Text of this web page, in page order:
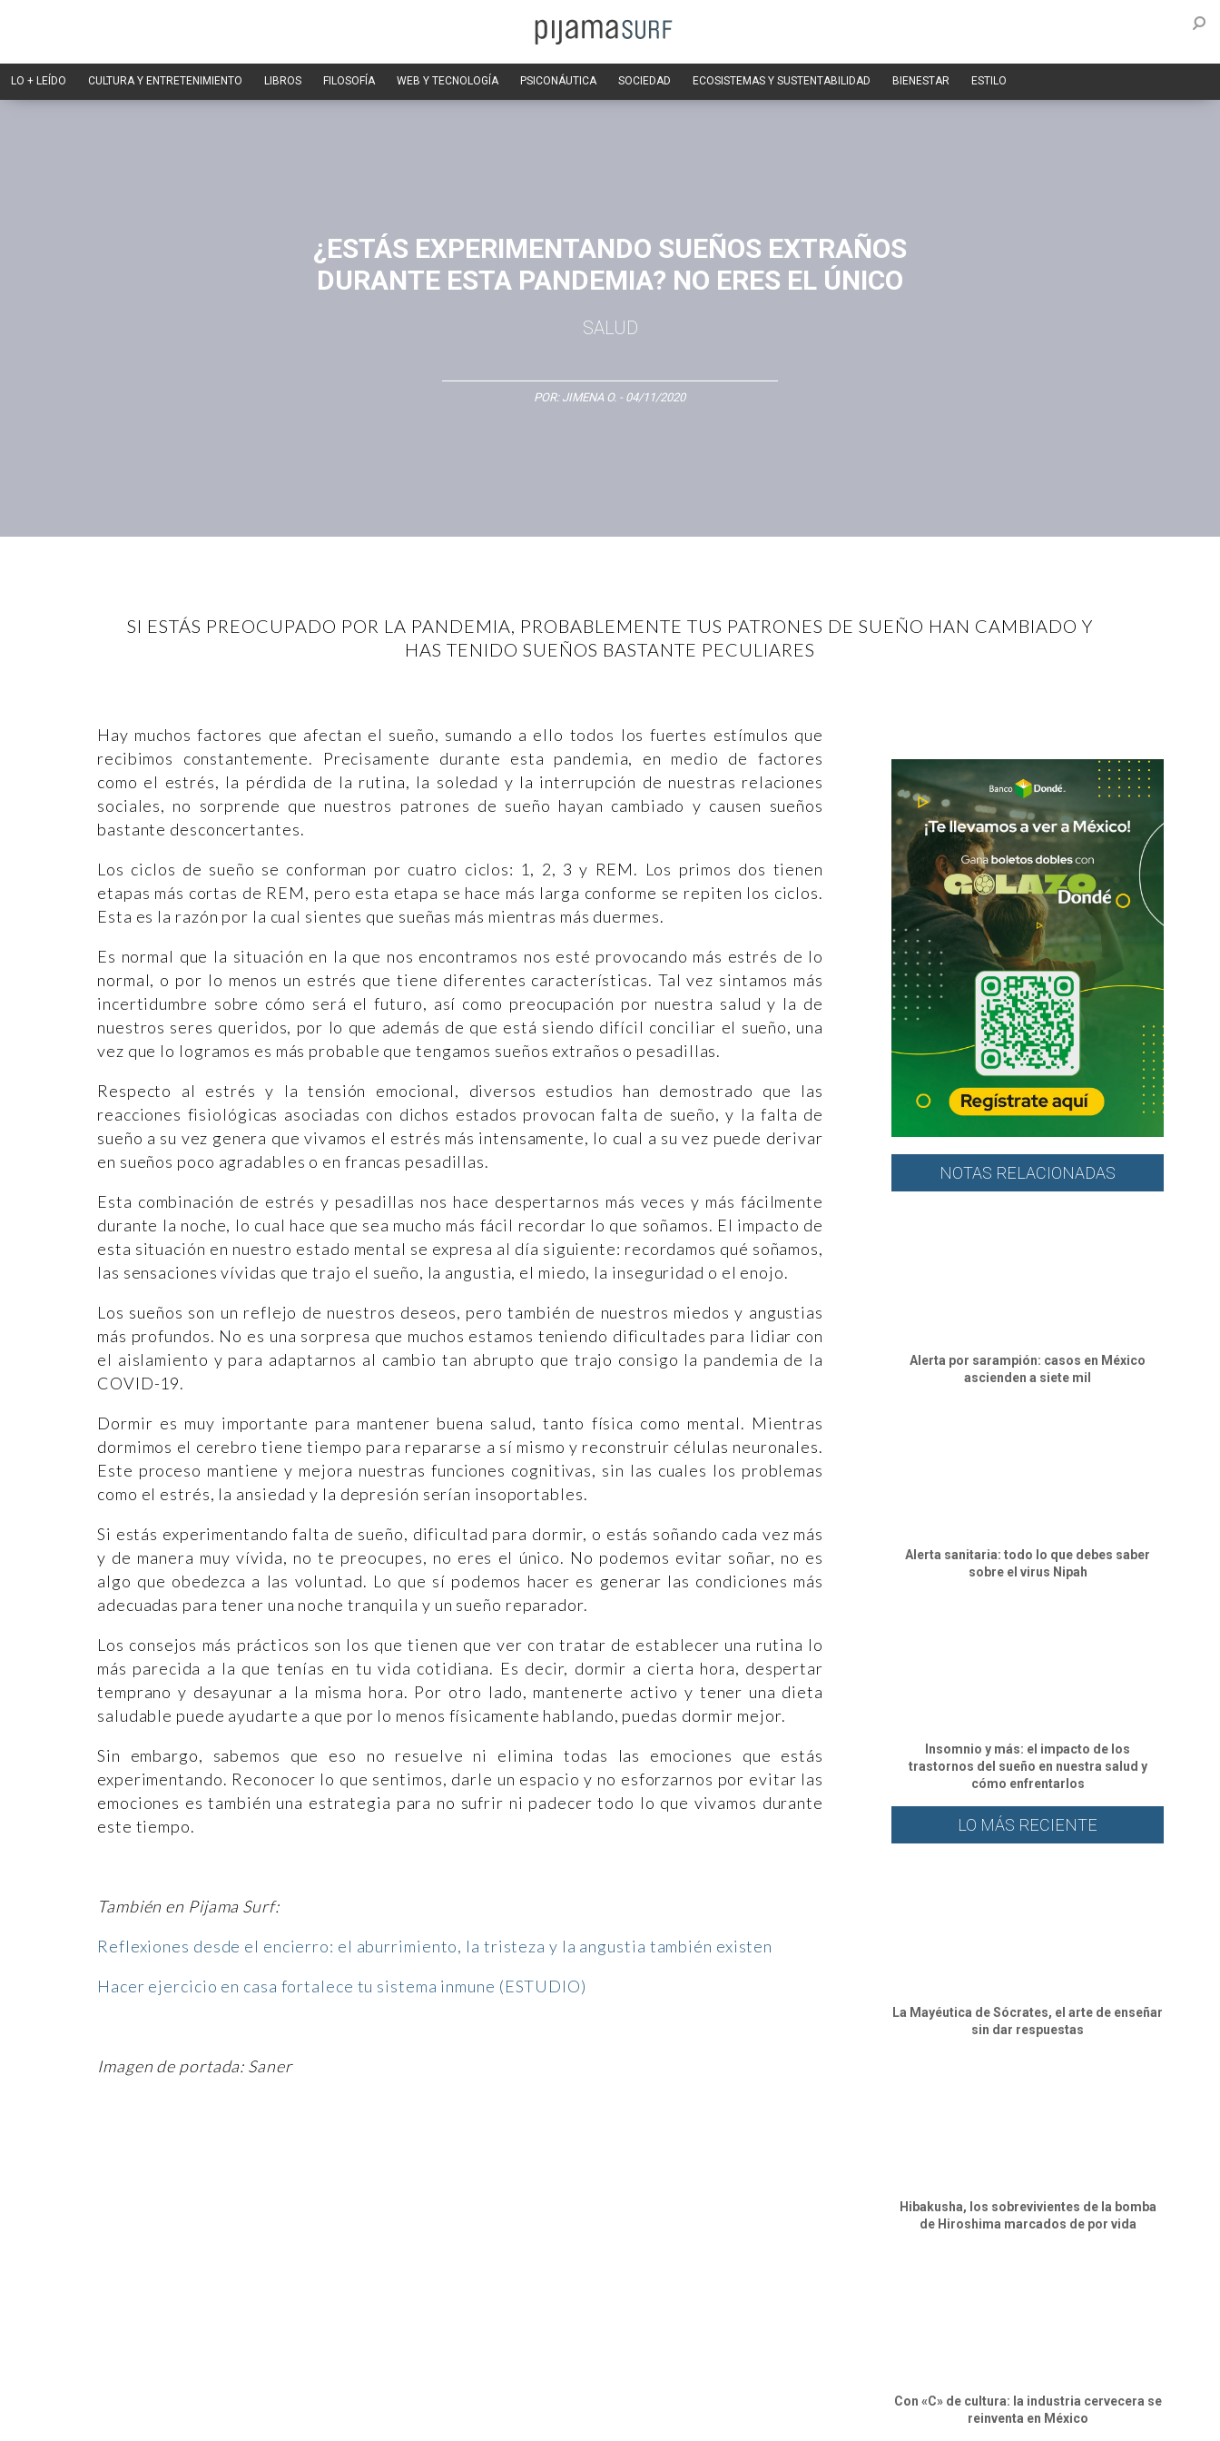
LO + LEÍDO CULTURA Y ENTRETENIMIENTO LIBROS FILOSOFÍA WEB Y TECNOLOGÍA PSICONÁUTICA SOCIEDAD ECOSISTEMAS Y SUSTENTABILIDAD BIENESTAR ESTILO
¿ESTÁS EXPERIMENTANDO SUEÑOS EXTRAÑOS
DURANTE ESTA PANDEMIA? NO ERES EL ÚNICO
SALUD
POR: JIMENA O. - 04/11/2020
SI ESTÁS PREOCUPADO POR LA PANDEMIA, PROBABLEMENTE TUS PATRONES DE SUEÑO HAN CAMBIADO Y
HAS TENIDO SUEÑOS BASTANTE PECULIARES
Hay muchos factores que afectan el sueño, sumando a ello todos los fuertes estímulos que
recibimos constantemente. Precisamente durante esta pandemia, en medio de factores
como el estrés, la pérdida de la rutina, la soledad y la interrupción de nuestras relaciones
sociales, no sorprende que nuestros patrones de sueño hayan cambiado y causen sueños
bastante desconcertantes.
Los ciclos de sueño se conforman por cuatro ciclos: 1, 2, 3 y REM. Los primos dos tienen
etapas más cortas de REM, pero esta etapa se hace más larga conforme se repiten los ciclos.
Esta es la razón por la cual sientes que sueñas más mientras más duermes.
Es normal que la situación en la que nos encontramos nos esté provocando más estrés de lo
normal, o por lo menos un estrés que tiene diferentes características. Tal vez sintamos más
incertidumbre sobre cómo será el futuro, así como preocupación por nuestra salud y la de
nuestros seres queridos, por lo que además de que está siendo difícil conciliar el sueño, una
vez que lo logramos es más probable que tengamos sueños extraños o pesadillas.
Respecto al estrés y la tensión emocional, diversos estudios han demostrado que las
reacciones fisiológicas asociadas con dichos estados provocan falta de sueño, y la falta de
sueño a su vez genera que vivamos el estrés más intensamente, lo cual a su vez puede derivar
en sueños poco agradables o en francas pesadillas.
Esta combinación de estrés y pesadillas nos hace despertarnos más veces y más fácilmente
durante la noche, lo cual hace que sea mucho más fácil recordar lo que soñamos. El impacto de
esta situación en nuestro estado mental se expresa al día siguiente: recordamos qué soñamos,
las sensaciones vívidas que trajo el sueño, la angustia, el miedo, la inseguridad o el enojo.
Los sueños son un reflejo de nuestros deseos, pero también de nuestros miedos y angustias
más profundos. No es una sorpresa que muchos estamos teniendo dificultades para lidiar con
el aislamiento y para adaptarnos al cambio tan abrupto que trajo consigo la pandemia de la
COVID-19.
Dormir es muy importante para mantener buena salud, tanto física como mental. Mientras
dormimos el cerebro tiene tiempo para repararse a sí mismo y reconstruir células neuronales.
Este proceso mantiene y mejora nuestras funciones cognitivas, sin las cuales los problemas
como el estrés, la ansiedad y la depresión serían insoportables.
Si estás experimentando falta de sueño, dificultad para dormir, o estás soñando cada vez más
y de manera muy vívida, no te preocupes, no eres el único. No podemos evitar soñar, no es
algo que obedezca a las voluntad. Lo que sí podemos hacer es generar las condiciones más
adecuadas para tener una noche tranquila y un sueño reparador.
Los consejos más prácticos son los que tienen que ver con tratar de establecer una rutina lo
más parecida a la que tenías en tu vida cotidiana. Es decir, dormir a cierta hora, despertar
temprano y desayunar a la misma hora. Por otro lado, mantenerte activo y tener una dieta
saludable puede ayudarte a que por lo menos físicamente hablando, puedas dormir mejor.
Sin embargo, sabemos que eso no resuelve ni elimina todas las emociones que estás
experimentando. Reconocer lo que sentimos, darle un espacio y no esforzarnos por evitar las
emociones es también una estrategia para no sufrir ni padecer todo lo que vivamos durante
este tiempo.
También en Pijama Surf:
Reflexiones desde el encierro: el aburrimiento, la tristeza y la angustia también existen
Hacer ejercicio en casa fortalece tu sistema inmune (ESTUDIO)
Imagen de portada: Saner
NOTAS RELACIONADAS
Alerta por sarampión: casos en México
ascienden a siete mil
Alerta sanitaria: todo lo que debes saber
sobre el virus Nipah
Insomnio y más: el impacto de los
trastornos del sueño en nuestra salud y
cómo enfrentarlos
LO MÁS RECIENTE
La Mayéutica de Sócrates, el arte de enseñar
sin dar respuestas
Hibakusha, los sobrevivientes de la bomba
de Hiroshima marcados de por vida
Con «C» de cultura: la industria cervecera se
reinventa en México